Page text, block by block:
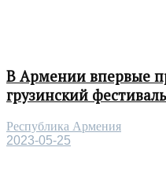
В Армении впервые
грузинский
Республика Армения
2023-05-25